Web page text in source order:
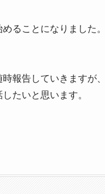
ることになりました。
報告していきますが、
たいと思います。